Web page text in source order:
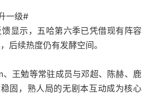
一级#
显示，五哈第六季已凭借现有阵容
后续热度仍有发酵空间。
、王勉等常驻成员与邓超、陈赫、鹿
固，熟人局的无剧本互动成为核心